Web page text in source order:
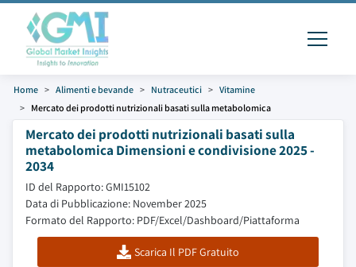
Home Alimenti e bevande Nutraceutici
Vitamine
Mercato dei prodotti nutrizionali basati sulla metabolomica
Mercato dei prodotti nutrizionali basati sulla
metabolomica Dimensioni e condivisione 2025 -
2034
ID del Rapporto: GMI15102
Data di Pubblicazione: November 2025
Formato del Rapporto: PDF/Excel/Dashboard/Piattaforma
Scarica Il PDF Gratuito